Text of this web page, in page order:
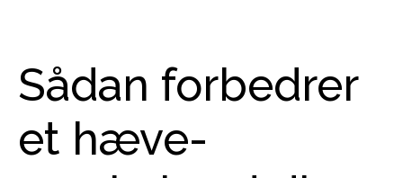
Sådan forbedrer
et hæve-